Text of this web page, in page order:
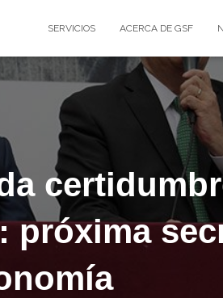
SERVICIOS ACERCA DE GSF
próxima